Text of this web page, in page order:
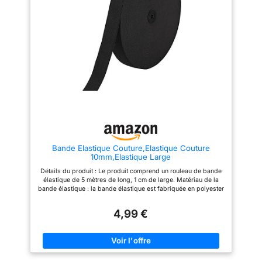
fil élastique fin glisse et se
déforme. DISPONIBLE EN 4
LARGEURS 20MM 25MM
38MM ET 50MM : choisissez
l'élastique large couture adapté
à votre projet. Le 20mm et le
25mm pour les manches, jupes
et vêtements légers, le 38mm et
le 50mm pour un maintien ferme
en ceinture de pantalon. Chaque
coud à la machine comme à la
main, se coupe net aux ciseaux
et peut être thermosoudé sur les
bords. Apprécié aussi comme
élastique perruque plat et
confortable qui ne marque pas
le front. USAGES MULTIPLES
manche, poignet, chouchou,
masque, déguisement et bande
de perruque frontale. Un
fil élastique fin glisse et se
déforme. DISPONIBLE EN 4
LARGEURS 20MM 25MM
38MM ET 50MM : choisissez
l'élastique large couture adapté
à votre projet. Le 20mm et le
25mm pour les manches, jupes
et vêtements légers, le 38mm et
coud à la machine comme à la
et peut être thermosoudé sur les
bords. Apprécié aussi comme
élastique perruque plat et
confortable qui ne marque pas
le front. USAGES MULTIPLES
manche, poignet, chouchou,
masque, déguisement et bande
de perruque frontale. Un
Bande Elastique Couture,Elastique Couture
10mm,Elastique Large
Détails du produit : Le produit comprend un rouleau de bande
élastique de 5 mètres de long, 1 cm de large. Matériau de la
bande élastique : la bande élastique est fabriquée en polyester
de travaux manuels. Idéal pour les vêtements de taille moyenne
une variété de vêtements. Élastique tricoté de haute qualité,
durable et élastique, peut être cousu directement sur le tissu,
facile à utiliser. Matériau souple, peut facilement ajuster la
4,99 €